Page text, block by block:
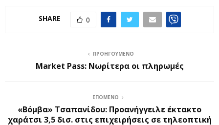
SHARE 0
ΠΡΟΗΓΟΎΜΕΝΟ
Market Pass: Νωρίτερα οι πληρωμές
ΕΠΌΜΕΝΟ
«Βόμβα» Τσαπανίδου: Προανήγγειλε έκτακτο
χαράτσι 3,5 δισ. στις επιχειρήσεις σε τηλεοπτική